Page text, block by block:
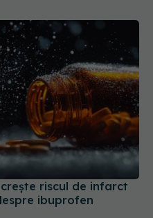
riscul de infarct
ibuprofen